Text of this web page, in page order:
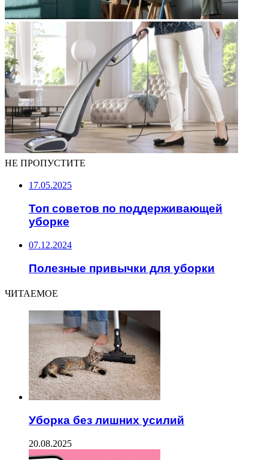
НЕ ПРОПУСТИТЕ
17.05.2025
Топ советов по поддерживающей
уборке
07.12.2024
Полезные привычки для уборки
ЧИТАЕМОЕ
Уборка без лишних усилий
20.08.2025